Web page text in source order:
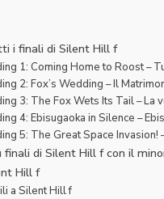
i finali di Silent Hill f
1: Coming Home to Roost –
2: Fox’s Wedding – Il
3: The Fox Wets Its Tail – La
4: Ebisugaoka in Silence –
5: The Great Space Invasion!
finali di Silent Hill f con il
Hill f
a Silent Hill f